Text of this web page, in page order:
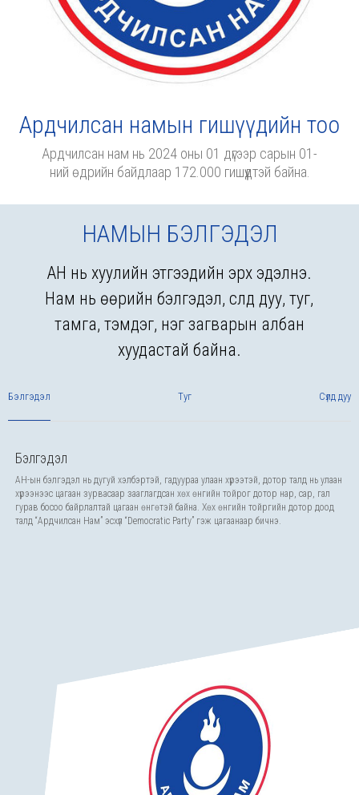
Ардчилсан намын гишүүдийн тоо
Ардчилсан нам нь 2024 оны 01 дүгээр сарын 01-
ний өдрийн байдлаар 172.000 гишүүдтэй байна.
НАМЫН БЭЛГЭДЭЛ
АН нь хуулийн этгээдийн эрх эдэлнэ.
Нам нь өөрийн бэлгэдэл, сүлд дуу, туг,
тамга, тэмдэг, нэг загварын албан
хуудастай байна.
Бэлгэдэл Туг Сүлд дуу
Бэлгэдэл
АН-ын бэлгэдэл нь дугуй хэлбэртэй, гадуураа улаан хүрээтэй, дотор талд нь улаан
хүрээнээс цагаан зурвасаар зааглагдсан хөх өнгийн тойрог дотор нар, сар, гал
гурав босоо байрлалтай цагаан өнгөтэй байна. Хөх өнгийн тойргийн дотор доод
талд “Ардчилсан Нам” эсхүл “Democratic Party” гэж цагаанаар бичнэ.